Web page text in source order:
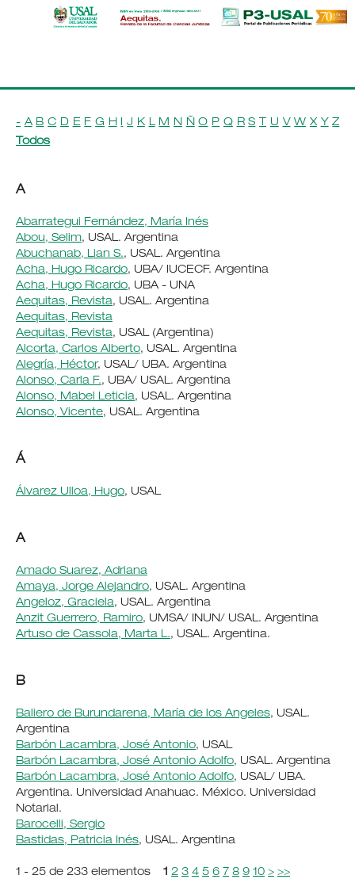
- A B C D E F G H I J K L M N Ñ O P Q R S T U V W X Y Z
Todos
A
Abarrategui Fernández, María Inés
Abou, Selim, USAL. Argentina
Abuchanab, Lian S., USAL. Argentina
Acha, Hugo Ricardo, UBA/ IUCECF. Argentina
Acha, Hugo Ricardo, UBA - UNA
Aequitas, Revista, USAL. Argentina
Aequitas, Revista
Aequitas, Revista, USAL (Argentina)
Alcorta, Carlos Alberto, USAL. Argentina
Alegría, Héctor, USAL/ UBA. Argentina
Alonso, Carla F., UBA/ USAL. Argentina
Alonso, Mabel Leticia, USAL. Argentina
Alonso, Vicente, USAL. Argentina
Á
Álvarez Ulloa, Hugo, USAL
A
Amado Suarez, Adriana
Amaya, Jorge Alejandro, USAL. Argentina
Angeloz, Graciela, USAL. Argentina
Anzit Guerrero, Ramiro, UMSA/ INUN/ USAL. Argentina
Artuso de Cassola, Marta L., USAL. Argentina.
B
Baliero de Burundarena, María de los Angeles, USAL.
Argentina
Barbón Lacambra, José Antonio, USAL
Barbón Lacambra, José Antonio Adolfo, USAL. Argentina
Barbón Lacambra, José Antonio Adolfo, USAL/ UBA.
Argentina. Universidad Anahuac. México. Universidad
Notarial.
Barocelli, Sergio
Bastidas, Patricia Inés, USAL. Argentina
1 - 25 de 233 elementos 1 2 3 4 5 6 7 8 9 10 > >>